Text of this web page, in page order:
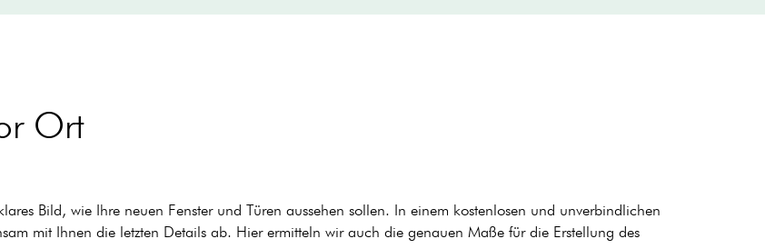
Ort
Bild, wie Ihre neuen Fenster und Türen aussehen sollen. In einem kostenlosen und unverbindlichen
mit Ihnen die letzten Details ab. Hier ermitteln wir auch die genauen Maße für die Erstellung des